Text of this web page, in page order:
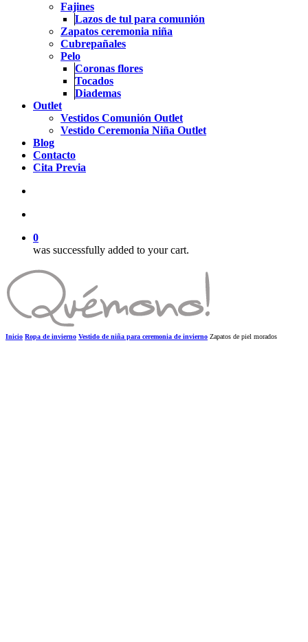
Fajines
Lazos de tul para comunión
Zapatos ceremonia niña
Cubrepañales
Pelo
Coronas flores
Tocados
Diademas
Outlet
Vestidos Comunión Outlet
Vestido Ceremonia Niña Outlet
Blog
Contacto
Cita Previa
0
was successfully added to your cart.
Inicio Ropa de invierno Vestido de niña para ceremonia de invierno Zapatos de piel morados